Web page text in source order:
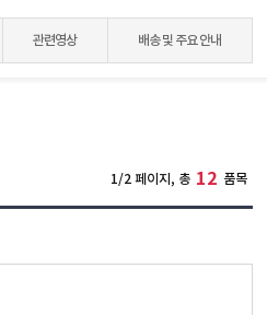
관련영상 배송 및 주요 안내
1/2 페이지, 총 12 품목